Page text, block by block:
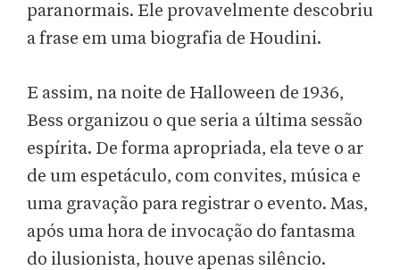
paranormais. Ele provavelmente descobriu
a frase em uma biografia de Houdini.
E assim, na noite de Halloween de 1936,
Bess organizou o que seria a última sessão
espírita. De forma apropriada, ela teve o ar
de um espetáculo, com convites, música e
uma gravação para registrar o evento. Mas,
após uma hora de invocação do fantasma
do ilusionista, houve apenas silêncio.